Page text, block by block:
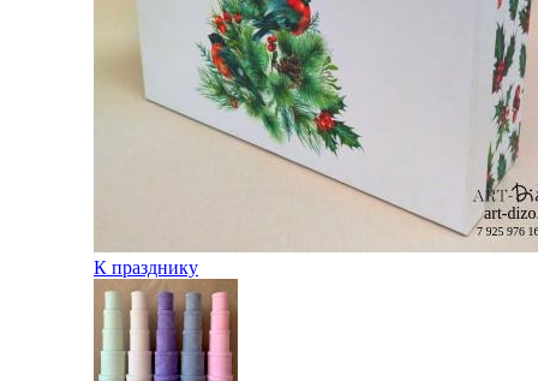
К празднику